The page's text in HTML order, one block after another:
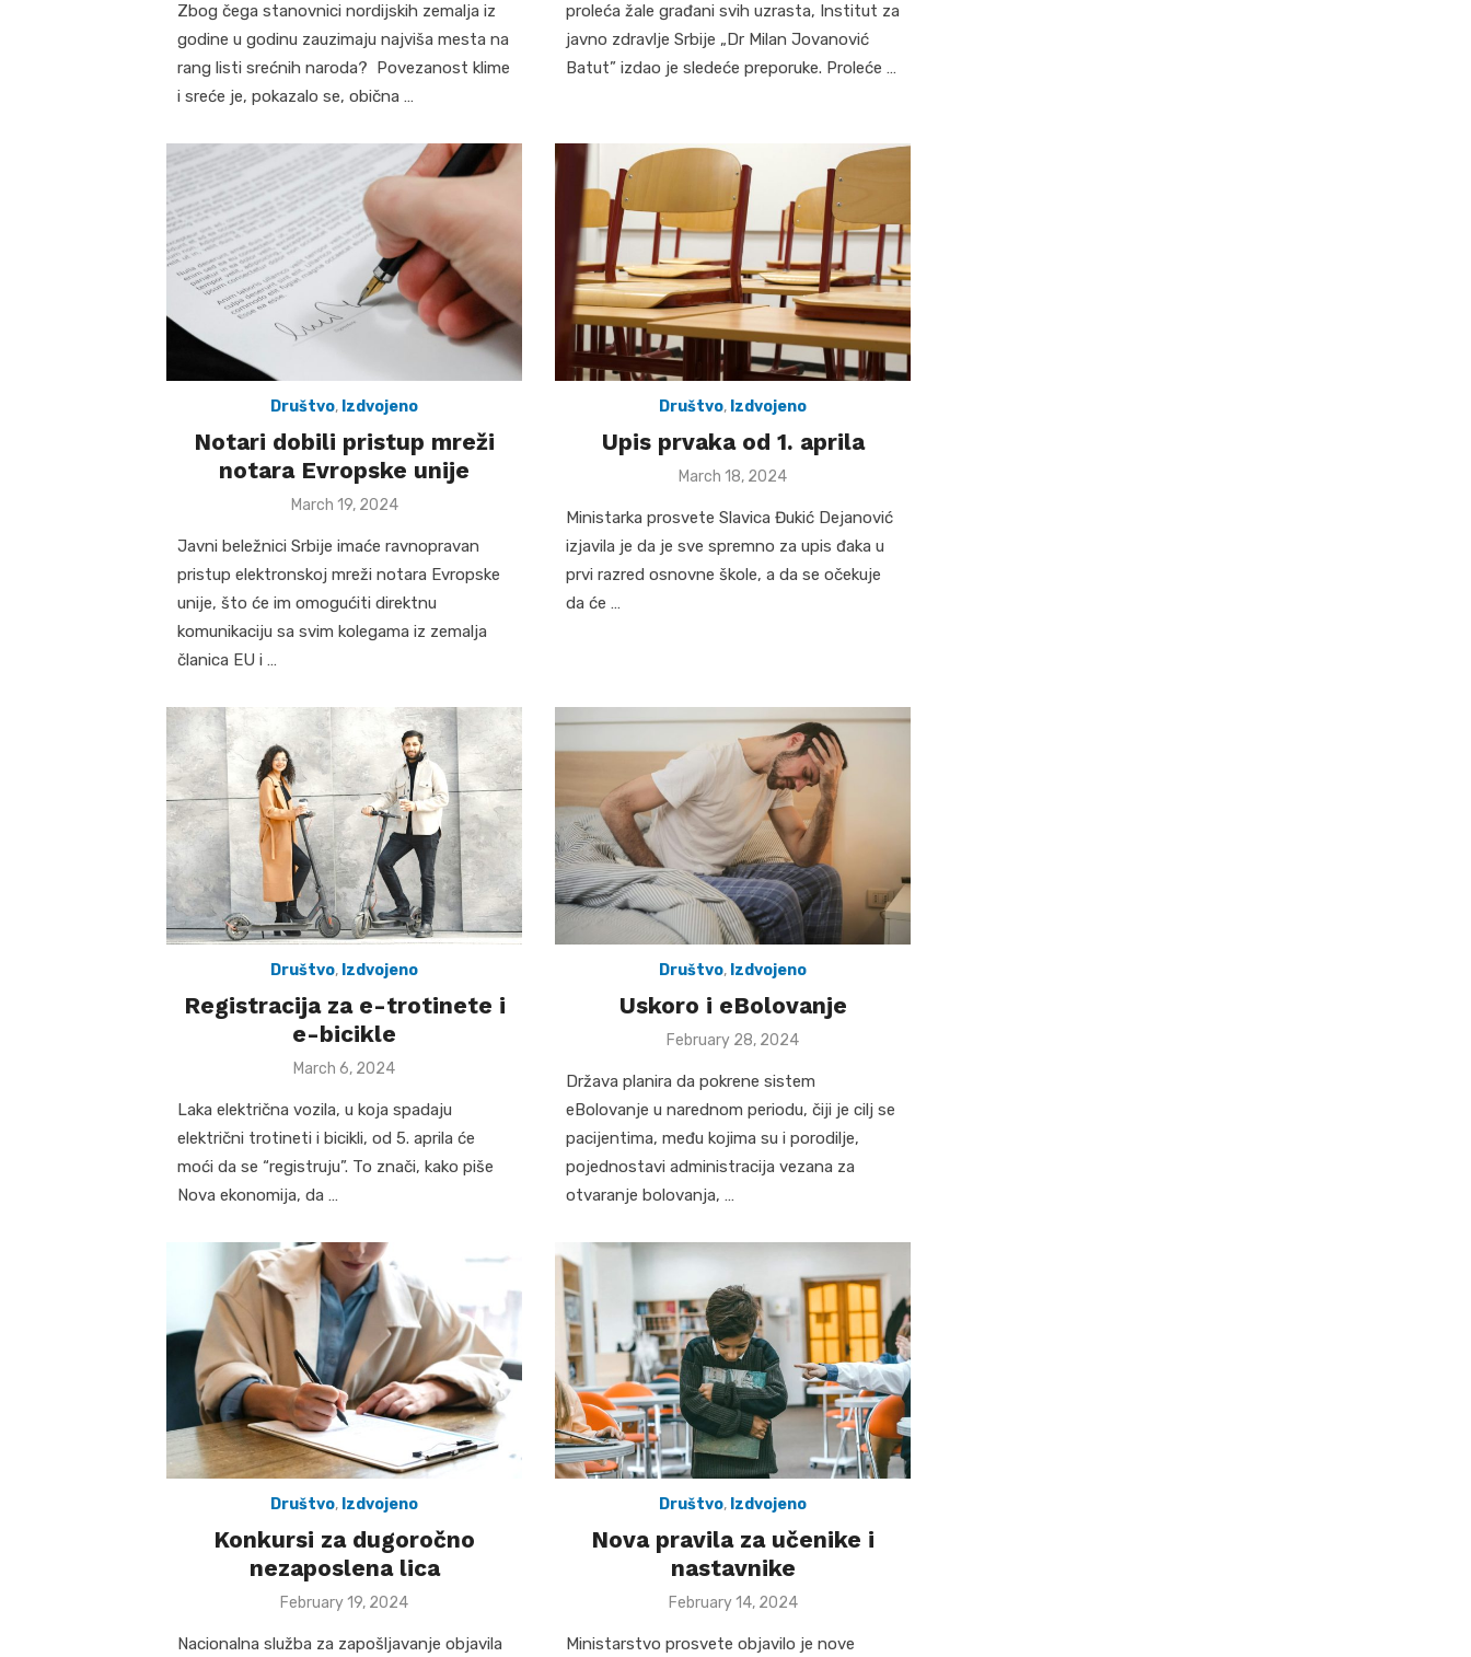
Zbog čega stanovnici nordijskih zemalja iz
godine u godinu zauzimaju najviša mesta na
rang listi srećnih naroda? Povezanost klime
i sreće je, pokazalo se, obična …
proleća žale građani svih uzrasta, Institut zа
јаvnо zdrаvljе Srbiје „Dr Milаn Јоvаnоvić
Bаtut” izdao je sledeće preporuke. Prоlеćе …
Društvo, Izdvojeno
Notari dobili pristup mreži
notara Evropske unije
Posted
March 19, 2024
Javni beležnici Srbije imaće ravnopravan
pristup elektronskoj mreži notara Evropske
unije, što će im omogućiti direktnu
komunikaciju sa svim kolegama iz zemalja
članica EU i …
Društvo, Izdvojeno
Upis prvaka od 1. aprila
Posted
March 18, 2024
Ministarka prosvete Slavica Đukić Dejanović
izjavila je da je sve spremno za upis đaka u
prvi razred osnovne škole, a da se očekuje
da će …
Društvo, Izdvojeno
Registracija za e-trotinete i
e-bicikle
Posted
March 6, 2024
Laka električna vozila, u koja spadaju
električni trotineti i bicikli, od 5. aprila će
moći da se “registruju”. To znači, kako piše
Nova ekonomija, da …
Društvo, Izdvojeno
Uskoro i eBolovanje
Posted
February 28, 2024
Država planira da pokrene sistem
eBolovanje u narednom periodu, čiji je cilj se
pacijentima, među kojima su i porodilje,
pojednostavi administracija vezana za
otvaranje bolovanja, …
Društvo, Izdvojeno
Konkursi za dugoročno
nezaposlena lica
Posted
February 19, 2024
Nacionalna služba za zapošljavanje objavila
Društvo, Izdvojeno
Nova pravila za učenike i
nastavnike
Posted
February 14, 2024
Ministarstvo prosvete objavilo je nove